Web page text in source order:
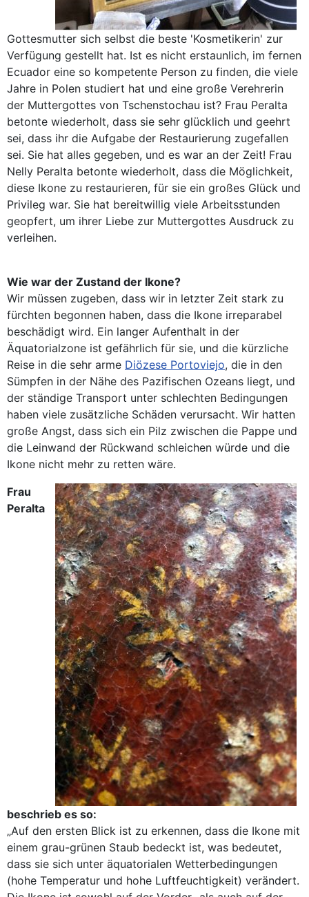
Gottesmutter sich selbst die beste 'Kosmetikerin' zur
Verfügung gestellt hat. Ist es nicht erstaunlich, im fernen
Ecuador eine so kompetente Person zu finden, die viele
Jahre in Polen studiert hat und eine große Verehrerin
der Muttergottes von Tschenstochau ist? Frau Peralta
betonte wiederholt, dass sie sehr glücklich und geehrt
sei, dass ihr die Aufgabe der Restaurierung zugefallen
sei. Sie hat alles gegeben, und es war an der Zeit! Frau
Nelly Peralta betonte wiederholt, dass die Möglichkeit,
diese Ikone zu restaurieren, für sie ein großes Glück und
Privileg war. Sie hat bereitwillig viele Arbeitsstunden
geopfert, um ihrer Liebe zur Muttergottes Ausdruck zu
verleihen.
Wie war der Zustand der Ikone?
Wir müssen zugeben, dass wir in letzter Zeit stark zu
fürchten begonnen haben, dass die Ikone irreparabel
beschädigt wird. Ein langer Aufenthalt in der
Äquatorialzone ist gefährlich für sie, und die kürzliche
Reise in die sehr arme Diözese Portoviejo, die in den
Sümpfen in der Nähe des Pazifischen Ozeans liegt, und
der ständige Transport unter schlechten Bedingungen
haben viele zusätzliche Schäden verursacht. Wir hatten
große Angst, dass sich ein Pilz zwischen die Pappe und
die Leinwand der Rückwand schleichen würde und die
Ikone nicht mehr zu retten wäre.
Frau
Peralta
beschrieb es so:
„Auf den ersten Blick ist zu erkennen, dass die Ikone mit
einem grau-grünen Staub bedeckt ist, was bedeutet,
dass sie sich unter äquatorialen Wetterbedingungen
(hohe Temperatur und hohe Luftfeuchtigkeit) verändert.